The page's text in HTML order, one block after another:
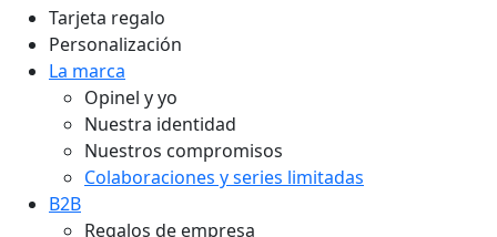
Tarjeta regalo
Personalización
La marca
Opinel y yo
Nuestra identidad
Nuestros compromisos
Colaboraciones y series limitadas
B2B
Regalos de empresa